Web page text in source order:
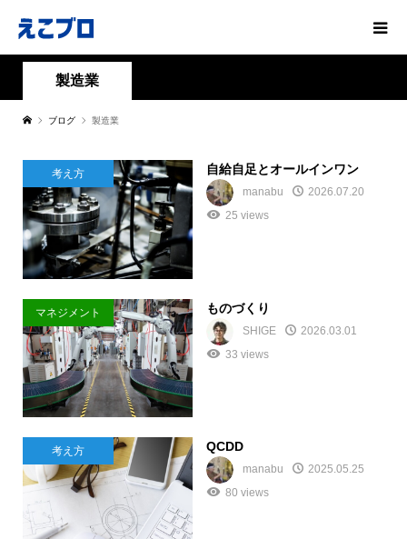
製造業
ブログ 製造業
考え方 自給自足とオールインワン
manabu
2026.07.20
25 views
マネジメント ものづくり
SHIGE
2026.03.01
33 views
考え方 QCDD
manabu
2025.05.25
80 views